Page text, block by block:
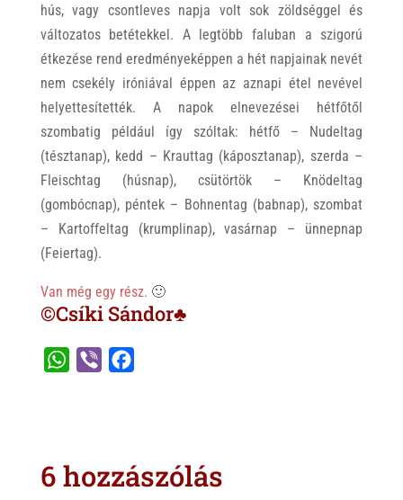
hús, vagy csontleves napja volt sok zöldséggel és
változatos betétekkel. A legtöbb faluban a szigorú
étkezése rend eredményeképpen a hét napjainak nevét
nem csekély iróniával éppen az aznapi étel nevével
helyettesítették. A napok elnevezései hétfőtől
szombatig például így szóltak: hétfő – Nudeltag
(tésztanap), kedd – Krauttag (káposztanap), szerda –
Fleischtag (húsnap), csütörtök – Knödeltag
(gombócnap), péntek – Bohnentag (babnap), szombat
– Kartoffeltag (krumplinap), vasárnap – ünnepnap
(Feiertag).
Van még egy rész. 🙂
©Csíki Sándor♣
A
o
6 hozzászólás